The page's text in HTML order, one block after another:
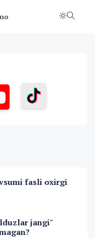
fasli oxirgi
jangi"